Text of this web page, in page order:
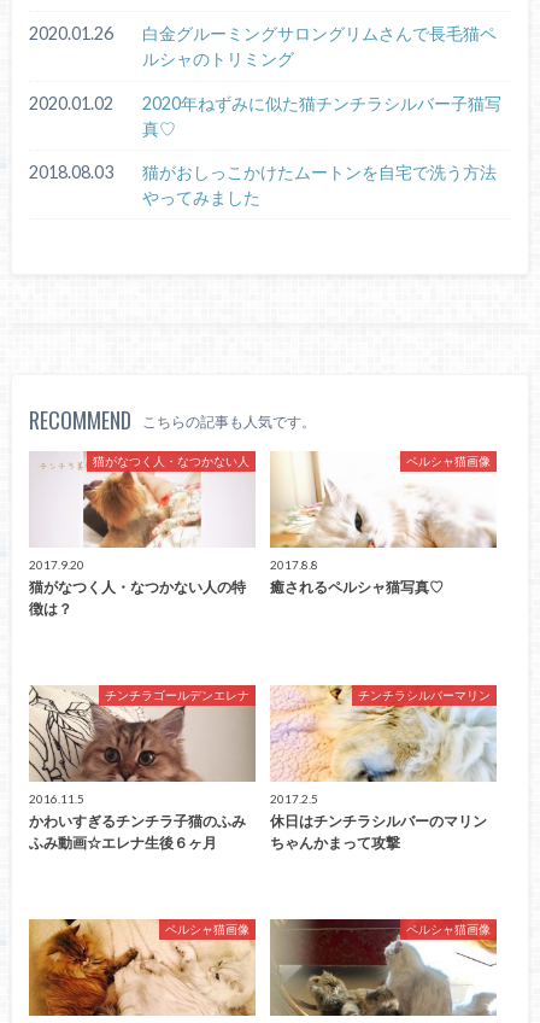
2020.01.26
白金グルーミングサロングリムさんで長毛猫ペ
ルシャのトリミング
2020.01.02
2020年ねずみに似た猫チンチラシルバー子猫写
真♡
2018.08.03
猫がおしっこかけたムートンを自宅で洗う方法
やってみました
RECOMMEND こちらの記事も人気です。
猫がなつく人・なつかない人
2017.9.20
猫がなつく人・なつかない人の特
徴は？
ペルシャ猫画像
2017.8.8
癒されるペルシャ猫写真♡
チンチラゴールデンエレナ
2016.11.5
かわいすぎるチンチラ子猫のふみ
ふみ動画☆エレナ生後６ヶ月
チンチラシルバーマリン
2017.2.5
休日はチンチラシルバーのマリン
ちゃんかまって攻撃
ペルシャ猫画像 ペルシャ猫画像